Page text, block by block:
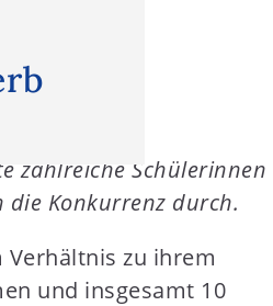
zahlreiche Schülerinnen
die Konkurrenz durch.
zu ihrem
und insgesamt 10